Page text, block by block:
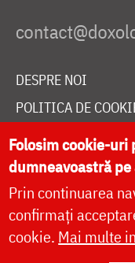
DESPRE NOI
POLITICA DE
DONEAZĂ ONLINE
LIVE
Folosim cookie-
dumneavoastră
Prin continuarea
confirmați
cookie. Mai multe